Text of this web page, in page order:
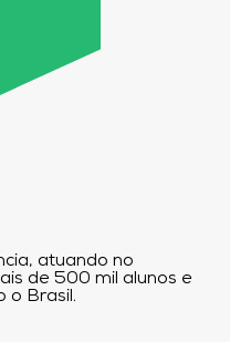
atuando no
de 500 mil alunos e
o Brasil.